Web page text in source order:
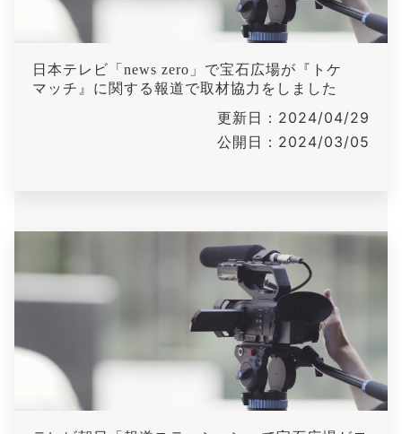
日本テレビ「news zero」で宝石広場が『トケ
マッチ』に関する報道で取材協力をしました
更新日：2024/04/29
公開日：2024/03/05